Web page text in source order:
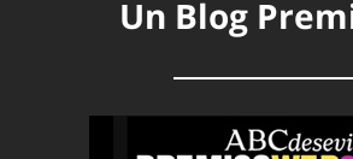
Un Blog